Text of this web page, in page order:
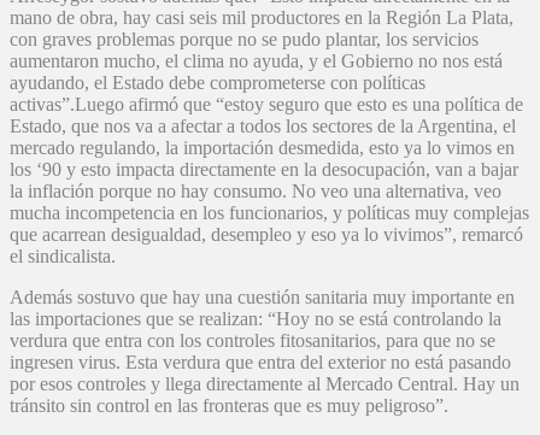
mano de obra, hay casi seis mil productores en la Región La Plata,
con graves problemas porque no se pudo plantar, los servicios
aumentaron mucho, el clima no ayuda, y el Gobierno no nos está
ayudando, el Estado debe comprometerse con políticas
activas”.Luego afirmó que “estoy seguro que esto es una política de
Estado, que nos va a afectar a todos los sectores de la Argentina, el
mercado regulando, la importación desmedida, esto ya lo vimos en
los ‘90 y esto impacta directamente en la desocupación, van a bajar
la inflación porque no hay consumo. No veo una alternativa, veo
mucha incompetencia en los funcionarios, y políticas muy complejas
que acarrean desigualdad, desempleo y eso ya lo vivimos”, remarcó
el sindicalista.
Además sostuvo que hay una cuestión sanitaria muy importante en
las importaciones que se realizan: “Hoy no se está controlando la
verdura que entra con los controles fitosanitarios, para que no se
ingresen virus. Esta verdura que entra del exterior no está pasando
por esos controles y llega directamente al Mercado Central. Hay un
tránsito sin control en las fronteras que es muy peligroso”.